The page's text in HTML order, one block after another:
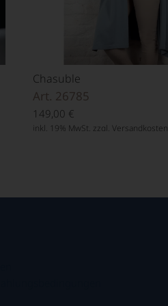
Chasuble
Art. 26785
149,00 €
inkl. 19% MwSt. zzgl. Versandkosten